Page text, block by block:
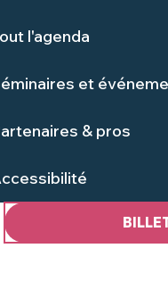
l'agenda
et
& pros
?